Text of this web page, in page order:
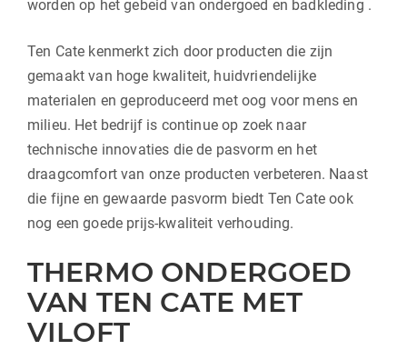
worden op het gebeid van ondergoed en badkleding .
Ten Cate kenmerkt zich door producten die zijn
gemaakt van hoge kwaliteit, huidvriendelijke
materialen en geproduceerd met oog voor mens en
milieu. Het bedrijf is continue op zoek naar
technische innovaties die de pasvorm en het
draagcomfort van onze producten verbeteren. Naast
die fijne en gewaarde pasvorm biedt Ten Cate ook
nog een goede prijs-kwaliteit verhouding.
THERMO ONDERGOED
VAN TEN CATE MET
VILOFT